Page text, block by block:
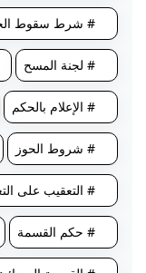
# شرط سقوط
# لجنة المسح
# الإعلام بالحكم
# شروط الحوز
# التعقيب على
# حكم القسمة